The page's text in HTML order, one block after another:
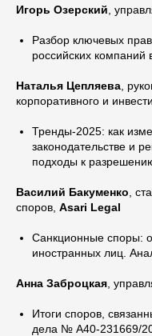
Игорь Озерский ,
Разбор ключевых
российских компаний
Наталья Цепляева ,
корпоративного и
Тренды-2025: как
законодательстве и
подходы к
Василий Бакуменко ,
споров, Аsari Legal
Санкционные споры:
иностранных лиц.
Анна Заброцкая ,
Итоги споров,
дела № А40-231669/